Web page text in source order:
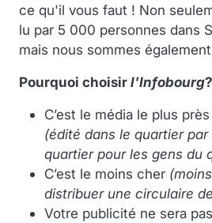
ce qu'il vous faut ! Non
lu par 5 000 personnes dans
mais nous sommes
Pourquoi choisirl'Infobourg?
C’est le média le plus
(édité dans le quartier
quartier pour les gens du
C’est le moins cher
distribuer une circulaire
Votre publicité ne sera